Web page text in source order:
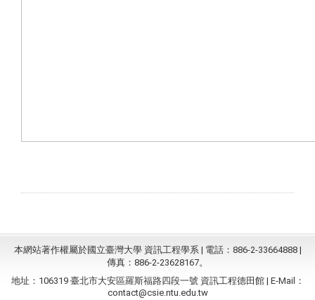
本網站著作權屬於國立臺灣大學 資訊工程學系 | 電話：886-2-33664888 |
傳真：886-2-23628167。
地址：106319 臺北市大安區羅斯福路四段一號 資訊工程德田館 | E-Mail：
contact@csie.ntu.edu.tw